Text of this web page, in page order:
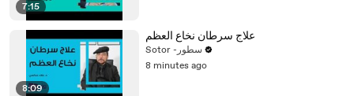
7:15
8:09
علاج سرطان نخاع العظم
Sotor -سطور
8 minutes ago